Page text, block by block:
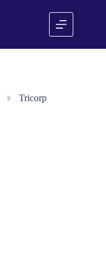
»
Tricorp